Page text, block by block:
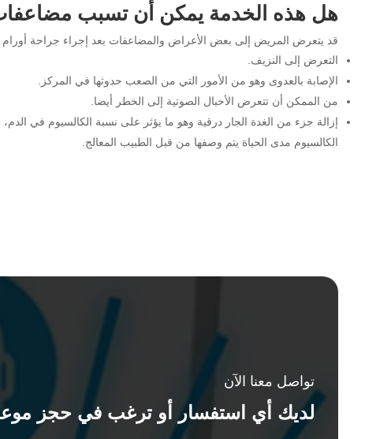
هل هذه الخدمة يمكن أن تسبب
قد يتعرض المريض إلى بعض الأعراض والمضاعفات بعد إجراء جراحة أورام
التعرض إلى النزيف.
الإصابة بالعدوى وهو من الأمور التي من الصعب حدوثها في المركز.
من الممكن أن تتعرض الأحبال الصوتية إلى الخطر أيضا.
إزالة جزء من الغدة الجار درقية وهو ما يؤثر على نسبة الكالسيوم في
الكالسيوم مدى الحياة يتم وصفها من قبل الطبيب المعالج.
تواصل معنا الآن
لديك أي استفسار أو ترغب في حجز